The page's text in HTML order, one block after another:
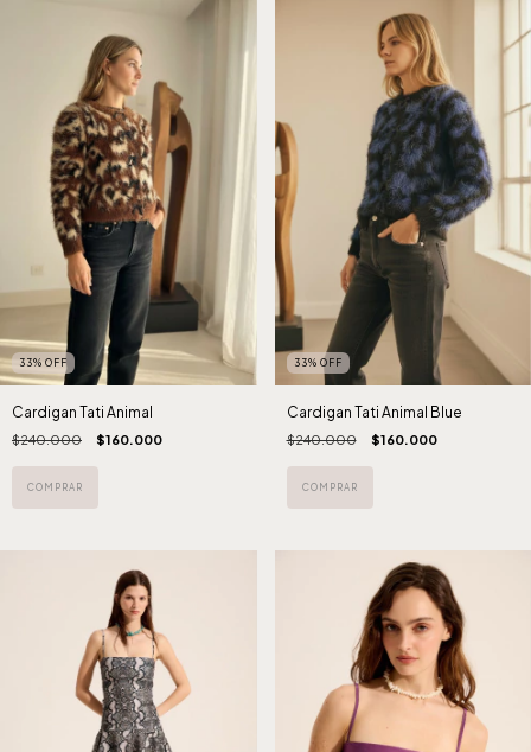
33% OFF
Cardigan Tati Animal
$240.000 $160.000
COMPRAR
33% OFF
Cardigan Tati Animal Blue
$240.000 $160.000
COMPRAR